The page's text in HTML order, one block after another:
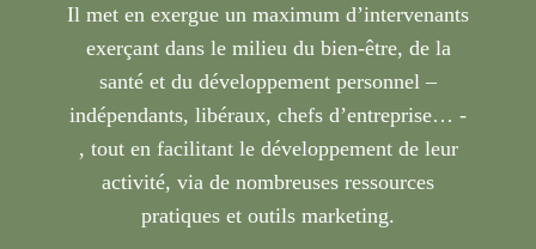
Il met en exergue un maximum d’intervenants
exerçant dans le milieu du bien-être, de la
santé et du développement personnel –
indépendants, libéraux, chefs d’entreprise… -
, tout en facilitant le développement de leur
activité, via de nombreuses ressources
pratiques et outils marketing.